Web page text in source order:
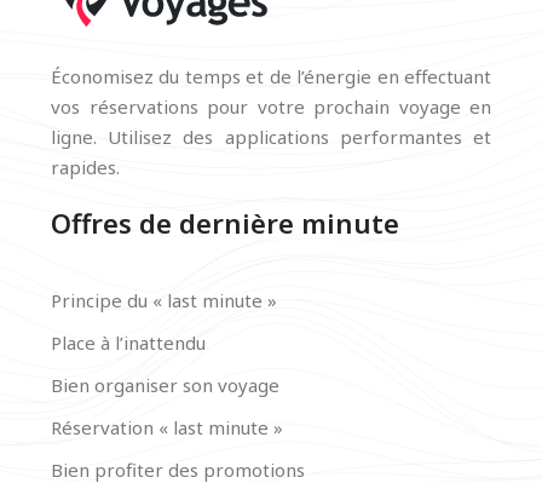
Économisez du temps et de l’énergie en effectuant
vos réservations pour votre prochain voyage en
ligne. Utilisez des applications performantes et
rapides.
Offres de dernière minute
Principe du « last minute »
Place à l’inattendu
Bien organiser son voyage
Réservation « last minute »
Bien profiter des promotions